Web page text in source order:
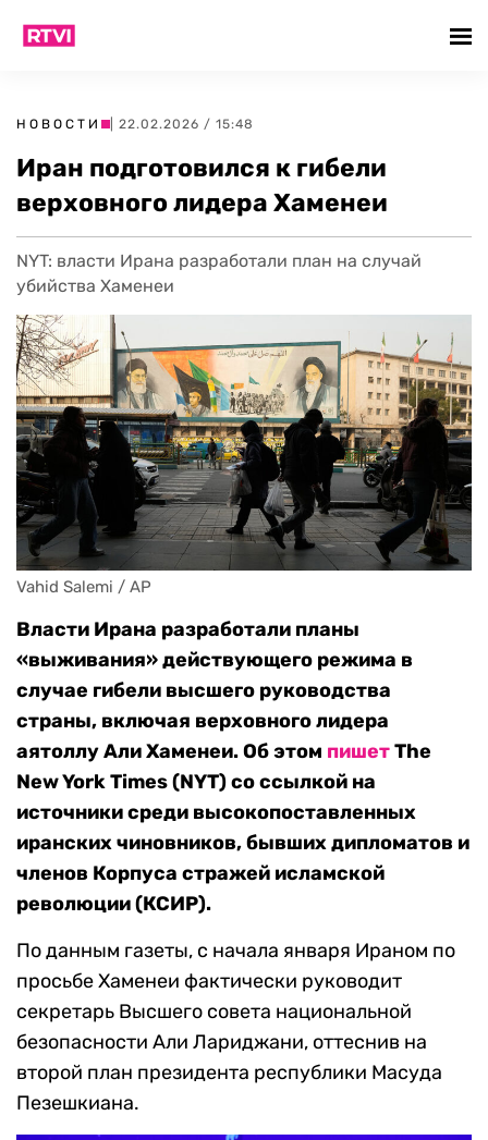
НОВОСТИ | 22.02.2026 / 15:48
Иран подготовился к гибели
верховного лидера Хаменеи
NYT: власти Ирана разработали план на случай
убийства Хаменеи
Vahid Salemi / AP
Власти Ирана разработали планы
«выживания» действующего режима в
случае гибели высшего руководства
страны, включая верховного лидера
аятоллу Али Хаменеи. Об этом пишетThe
New York Times (NYT) со ссылкой на
источники среди высокопоставленных
иранских чиновников, бывших дипломатов и
членов Корпуса стражей исламской
революции (КСИР).
По данным газеты, с начала января Ираном по
просьбе Хаменеи фактически руководит
секретарь Высшего совета национальной
безопасности Али Лариджани, оттеснив на
второй план президента республики Масуда
Пезешкиана.